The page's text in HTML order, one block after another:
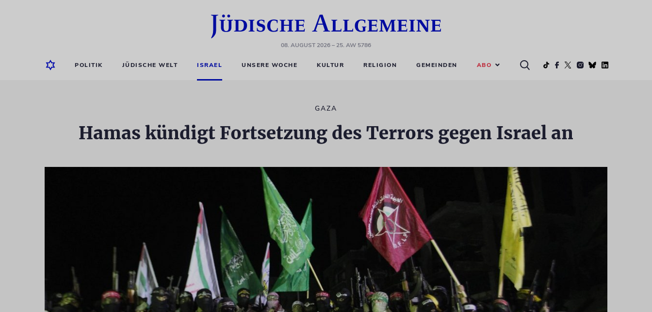
08. AUGUST 2026– 25. AW 5786
POLITIK JÜDISCHE WELT ISRAEL UNSERE WOCHE KULTUR RELIGION GEMEINDEN ABO
GAZA
Hamas kündigt Fortsetzung des Terrors gegen Israel an